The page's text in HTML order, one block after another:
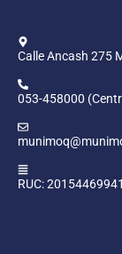
Calle Ancash 275
053-458000
RUC: 20154469941